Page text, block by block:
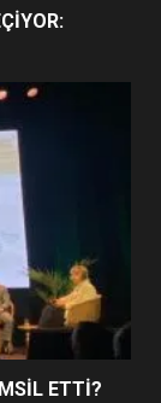
NE
ETTİ?